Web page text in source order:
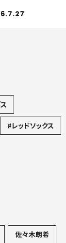
#レッドソックス
佐々木朗希